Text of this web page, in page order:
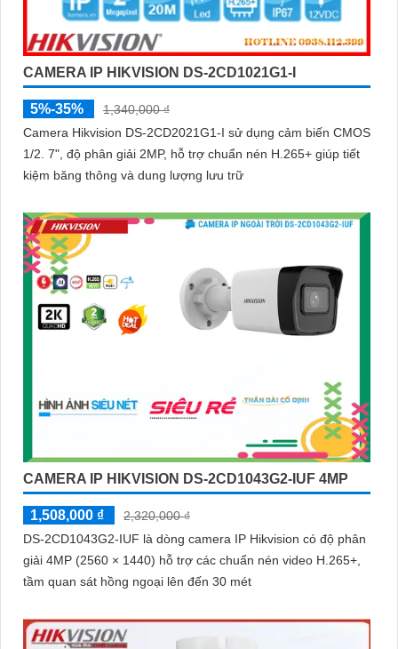
ngôi nhà hoặc doanh nghiệp của bạn, mà còn là lựa chọn thông
minh với giá cả phải chăng và hình ảnh chất lượng sắc nét. Hãy
đầu tư vào an ninh và yên tâm hơn với Camera Hikvision!
Hy vọng rằng bài viết giới thiệu trên sẽ giúp bạn thu hút được
khách hàng quan tâm đến sản phẩm Camera Hikvision giá rẻ và
chất lượng.
CAMERA IP HIKVISION DS-2CD1021G1-I
5%-35%
1,340,000 ₫
Camera Hikvision DS-2CD2021G1-I sử dụng cảm biến CMOS
1/2. 7", độ phân giải 2MP, hỗ trợ chuẩn nén H.265+ giúp tiết
kiệm băng thông và dung lượng lưu trữ
CAMERA IP HIKVISION DS-2CD1043G2-IUF 4MP
1,508,000 ₫
2,320,000 ₫
DS-2CD1043G2-IUF là dòng camera IP Hikvision có độ phân
giải 4MP (2560 × 1440) hỗ trợ các chuẩn nén video H.265+,
tầm quan sát hồng ngoại lên đến 30 mét